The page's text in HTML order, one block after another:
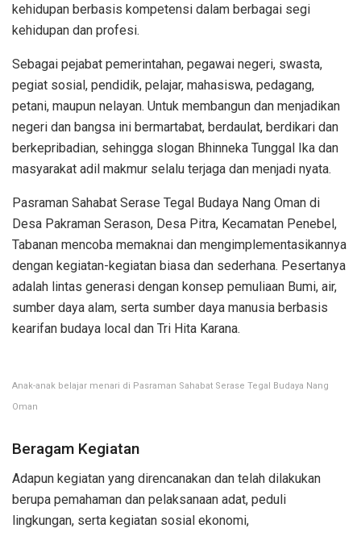
kehidupan berbasis kompetensi dalam berbagai segi
kehidupan dan profesi.
Sebagai pejabat pemerintahan, pegawai negeri, swasta,
pegiat sosial, pendidik, pelajar, mahasiswa, pedagang,
petani, maupun nelayan. Untuk membangun dan menjadikan
negeri dan bangsa ini bermartabat, berdaulat, berdikari dan
berkepribadian, sehingga slogan Bhinneka Tunggal Ika dan
masyarakat adil makmur selalu terjaga dan menjadi nyata.
Pasraman Sahabat Serase Tegal Budaya Nang Oman di
Desa Pakraman Serason, Desa Pitra, Kecamatan Penebel,
Tabanan mencoba memaknai dan mengimplementasikannya
dengan kegiatan-kegiatan biasa dan sederhana. Pesertanya
adalah lintas generasi dengan konsep pemuliaan Bumi, air,
sumber daya alam, serta sumber daya manusia berbasis
kearifan budaya local dan Tri Hita Karana.
Anak-anak belajar menari di Pasraman Sahabat Serase Tegal Budaya Nang
Oman
Beragam Kegiatan
Adapun kegiatan yang direncanakan dan telah dilakukan
berupa pemahaman dan pelaksanaan adat, peduli
lingkungan, serta kegiatan sosial ekonomi,